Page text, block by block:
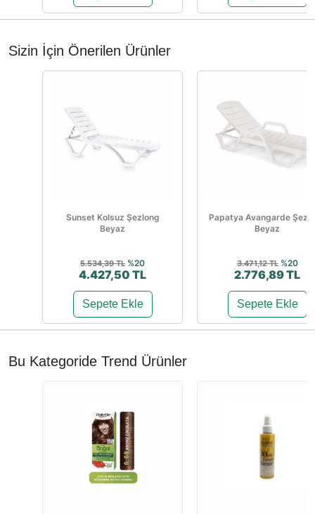
Sizin İçin Önerilen Ürünler
Sunset Kolsuz Şezlong
Beyaz
5.534,39 TL %20
4.427,50 TL
Sepete Ekle
Papatya Avangarde
Beyaz
3.471,12 TL %20
2.776,89 TL
Sepete Ekle
Bu Kategoride Trend Ürünler